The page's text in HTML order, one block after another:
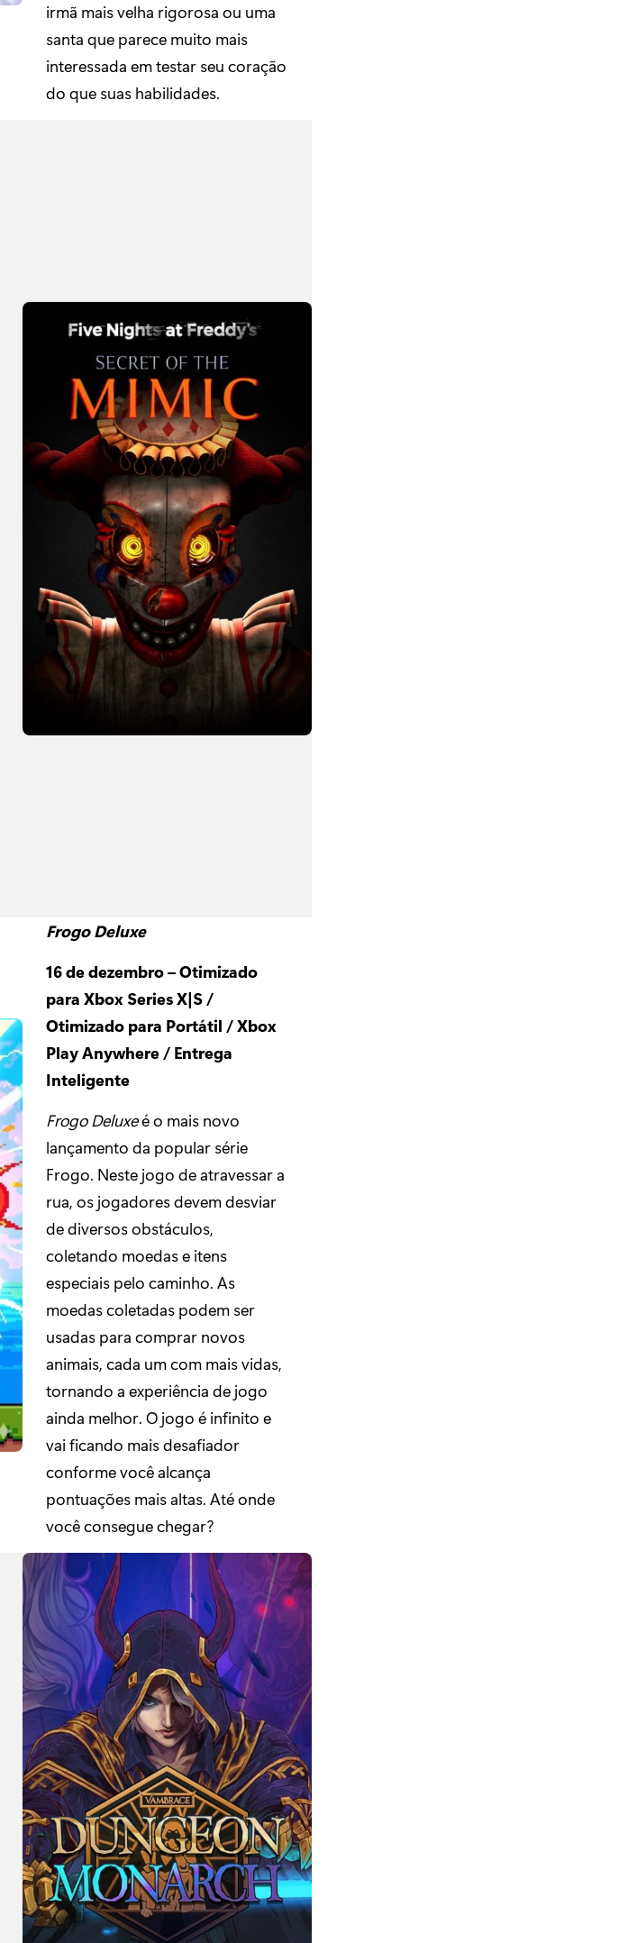
irmã mais velha rigorosa ou uma
santa que parece muito mais
interessada em testar seu coração
do que suas habilidades.
Frogo Deluxe
16 de dezembro – Otimizado
para Xbox Series X|S /
Otimizado para Portátil / Xbox
Play Anywhere / Entrega
Inteligente
Frogo Deluxeé o mais novo
lançamento da popular série
Frogo. Neste jogo de atravessar a
rua, os jogadores devem desviar
de diversos obstáculos,
coletando moedas e itens
especiais pelo caminho. As
moedas coletadas podem ser
usadas para comprar novos
animais, cada um com mais vidas,
tornando a experiência de jogo
ainda melhor. O jogo é infinito e
vai ficando mais desafiador
conforme você alcança
pontuações mais altas. Até onde
você consegue chegar?